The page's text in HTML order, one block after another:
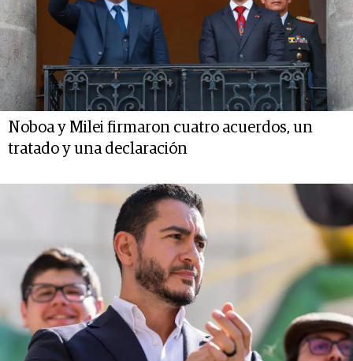
Noboa y Milei firmaron cuatro acuerdos, un
tratado y una declaración